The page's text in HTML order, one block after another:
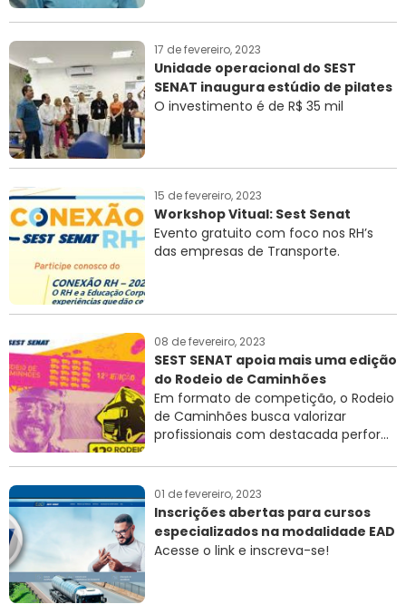
17 de fevereiro, 2023
Unidade operacional do SEST
SENAT inaugura estúdio de pilates
O investimento é de R$ 35 mil
15 de fevereiro, 2023
Workshop Vitual: Sest Senat
Evento gratuito com foco nos RH’s
das empresas de Transporte.
08 de fevereiro, 2023
SEST SENAT apoia mais uma edição
do Rodeio de Caminhões
Em formato de competição, o Rodeio
de Caminhões busca valorizar
profissionais com destacada perfor...
01 de fevereiro, 2023
Inscrições abertas para cursos
especializados na modalidade EAD
Acesse o link e inscreva-se!